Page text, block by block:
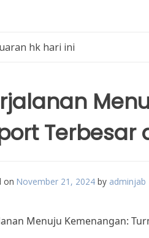
hk hari ini
Terbesar
on November 21, 2024 by adminjab
Menuju Kemenangan: